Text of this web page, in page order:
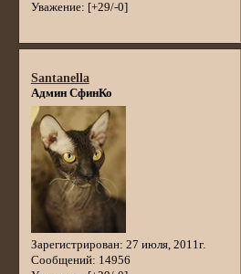
Уважение: [+29/-0]
Santanella
Админ СфинКо
Зарегистрирован: 27 июля, 2011г.
Сообщений: 14956